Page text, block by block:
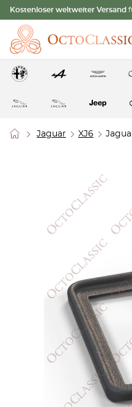
Kostenloser weltweiter Versand
Jaguar XJ6